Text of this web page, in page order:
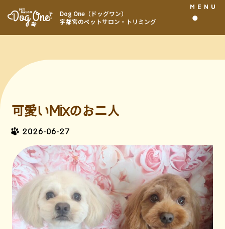
Dog One（ドッグワン）
宇都宮のペットサロン・トリミング
MENU
可愛いMixのお二人
2026-06-27